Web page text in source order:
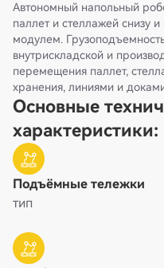
Автономный напольный
паллет и стеллажей снизу
модулем.
внутрискладской и
перемещения паллет,
хранения, линиями и
Основные
характеристики:
Подъёмные тележки
тип